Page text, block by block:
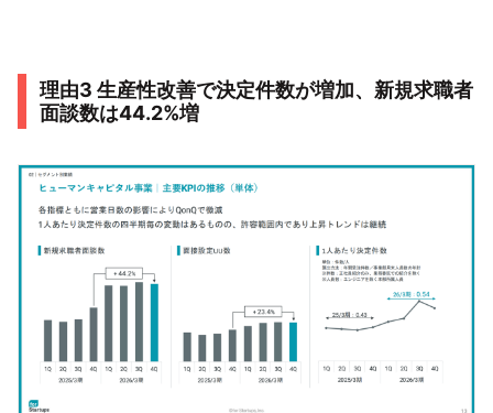
理由3 生産性改善で決定件数が増加、新規求職者
面談数は44.2%増